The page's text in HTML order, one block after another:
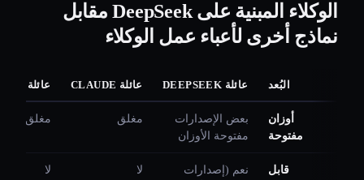
الوكلاء المبنية على DeepSeek مقابل
نماذج أخرى لأعباء عمل الوكلاء
البُعد عائلة DEEPSEEK عائلة CLAUDE عائلة GPT
أوزان
مفتوحة
بعض الإصدارات
مفتوحة الأوزان
مغلق مغلق
قابل
نعم (إصدارات
لا لا